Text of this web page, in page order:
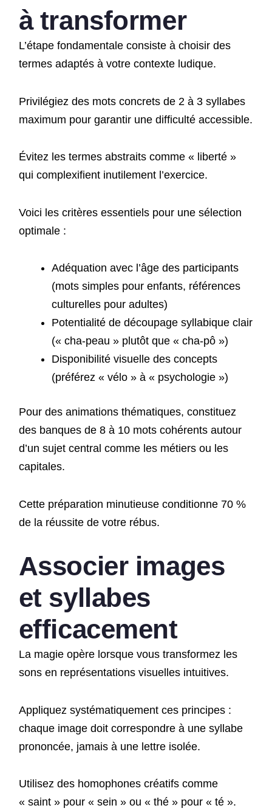
à transformer
L’étape fondamentale consiste à choisir des
termes adaptés à votre contexte ludique.
Privilégiez des mots concrets de 2 à 3 syllabes
maximum pour garantir une difficulté accessible.
Évitez les termes abstraits comme « liberté »
qui complexifient inutilement l’exercice.
Voici les critères essentiels pour une sélection
optimale :
Adéquation avec l’âge des participants
(mots simples pour enfants, références
culturelles pour adultes)
Potentialité de découpage syllabique clair
(« cha-peau » plutôt que « cha-pô »)
Disponibilité visuelle des concepts
(préférez « vélo » à « psychologie »)
Pour des animations thématiques, constituez
des banques de 8 à 10 mots cohérents autour
d’un sujet central comme les métiers ou les
capitales.
Cette préparation minutieuse conditionne 70 %
de la réussite de votre rébus.
Associer images
et syllabes
efficacement
La magie opère lorsque vous transformez les
sons en représentations visuelles intuitives.
Appliquez systématiquement ces principes :
chaque image doit correspondre à une syllabe
prononcée, jamais à une lettre isolée.
Utilisez des homophones créatifs comme
« saint » pour « sein » ou « thé » pour « té ».